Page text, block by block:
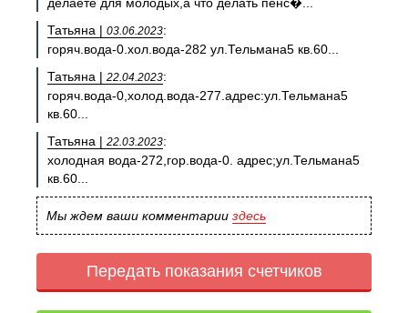
Татьяна | 03.06.2023:
горяч.вода-0.хол.вода-282 ул.Тельмана5 кв.60...
Татьяна | 22.04.2023:
горяч.вода-0,холод.вода-277.адрес:ул.Тельмана5
кв.60...
Татьяна | 22.03.2023:
холодная вода-272,гор.вода-0. адрес;ул.Тельмана5
кв.60...
Мы ждем ваши комментарии здесь
Передать показания счетчиков